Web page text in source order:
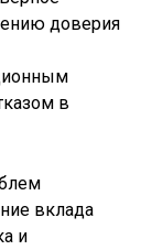
доверия
в
вклада
и